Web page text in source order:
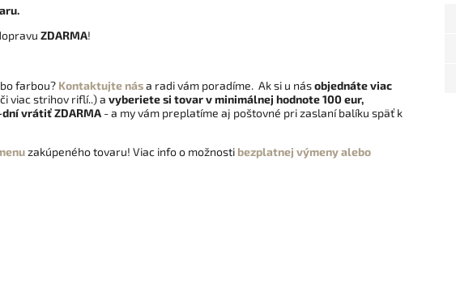
ZDARMA!
farbou? Kontaktujte nása radi vám poradíme. Ak si u násobjednáte viac
viac strihov riflí..) a vyberiete si tovar v minimálnej hodnote 100 eur,
dní vrátiťZDARMA - a my vám preplatíme aj poštovné pri zaslaní balíku späť k
zakúpeného tovaru! Viac info o možnosti bezplatnej výmeny alebo